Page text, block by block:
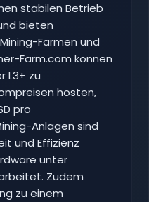
stabilen Betrieb
bieten
Farmen und
Farm.com können
L3+ zu
hosten,
pro
Anlagen sind
und Effizienz
unter
Zudem
zu einem